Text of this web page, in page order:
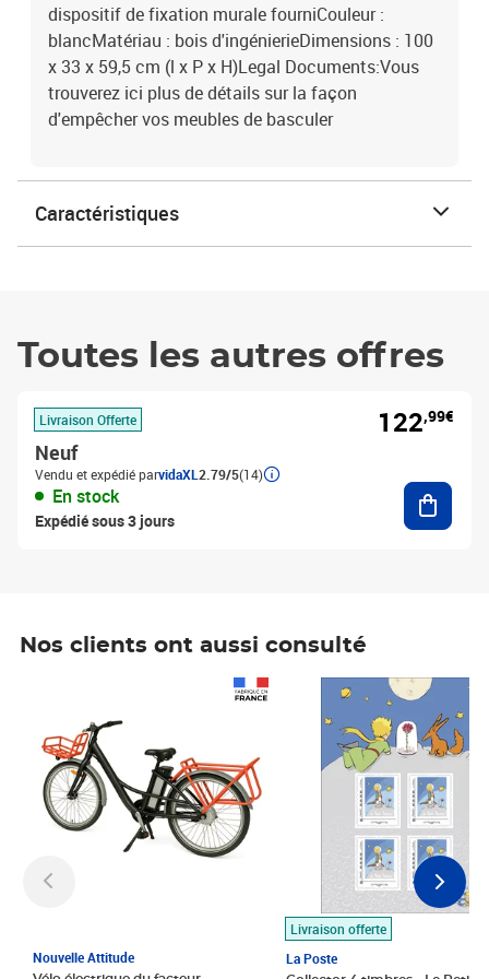
dispositif de fixation murale fourniCouleur :
blancMatériau : bois d'ingénierieDimensions : 100
x 33 x 59,5 cm (l x P x H)Legal Documents:Vous
trouverez ici plus de détails sur la façon
d'empêcher vos meubles de basculer
Caractéristiques
Toutes les autres offres
Livraison Offerte
Neuf
Vendu et expédié parvidaXL 2.79/5(14)
En stock
Expédié sous 3 jours
122,99€
Nos clients ont aussi consulté
Nouvelle Attitude
Livraison offerte
La Poste
Prix 7,50€